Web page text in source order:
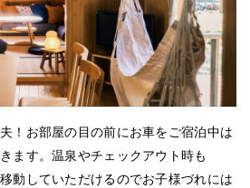
！お部屋の目の前にお車をご宿泊中は
ます。温泉やチェックアウト時も
動していただけるのでお子様づれには